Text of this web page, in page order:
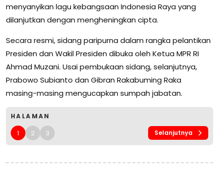
menyanyikan lagu kebangsaan Indonesia Raya yang
dilanjutkan dengan mengheningkan cipta.
Secara resmi, sidang paripurna dalam rangka pelantikan
Presiden dan Wakil Presiden dibuka oleh Ketua MPR RI
Ahmad Muzani. Usai pembukaan sidang, selanjutnya,
Prabowo Subianto dan Gibran Rakabuming Raka
masing-masing mengucapkan sumpah jabatan.
HALAMAN
1 2 3 Selanjutnya